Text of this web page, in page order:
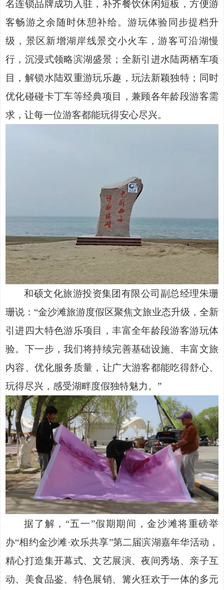
名连锁品牌成功入驻，补齐餐饮休闲短板，方便游
客畅游之余随时休憩补给。游玩体验同步提档升
级，景区新增湖岸线景交小火车，游客可沿湖慢
行，沉浸式领略滨湖盛景；全新引进水陆两栖车项
目，解锁水陆双重游玩乐趣，玩法新颖独特；同时
优化碰碰卡丁车等经典项目，兼顾各年龄段游客需
求，让每一位游客都能玩得安心尽兴。
和硕文化旅游投资集团有限公司副总经理朱珊
珊说： “金沙滩旅游度假区聚焦文旅业态升级，全新
引进四大特色游乐项目，丰富全年龄段游客游玩体
验。下一步，我们将持续完善基础设施、丰富文旅
内容、优化服务质量，让广大游客都能吃得舒心、
玩得尽兴，感受湖畔度假独特魅力。”
据了解， “五一”假期期间，金沙滩将重磅举
办“相约金沙滩·欢乐共享”第二届滨湖嘉年华活动，
精心打造集开幕式、文艺展演、夜间秀场、亲子互
动、美食品鉴、特色展销、篝火狂欢于一体的多元